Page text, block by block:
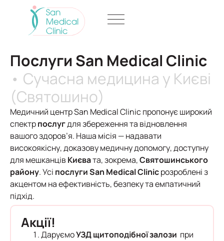
Послуги San Medical Clinic
• Сучасна медицина у Києві
(Святошино)
Медичний центр San Medical Clinic пропонує широкий
спектрпослугдля збереження та відновлення
вашого здоров’я. Наша місія — надавати
високоякісну, доказову медичну допомогу, доступну
для мешканців Києвата, зокрема,Святошинського
району. Усі послуги San Medical Clinicрозроблені з
акцентом на ефективність, безпеку та емпатичний
підхід.
Акції!
ДаруємоУЗД щитоподібної залози при